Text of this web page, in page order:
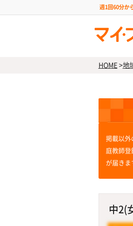
週1回60分か
HOME>地
掲載以外
庭教師登
が届きま
中2(